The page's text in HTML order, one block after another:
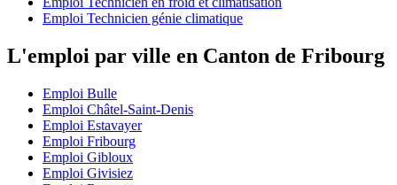
Emploi Technicien génie climatique
L'emploi par ville en Canton de Fribourg
Emploi Bulle
Emploi Châtel-Saint-Denis
Emploi Estavayer
Emploi Fribourg
Emploi Gibloux
Emploi Givisiez